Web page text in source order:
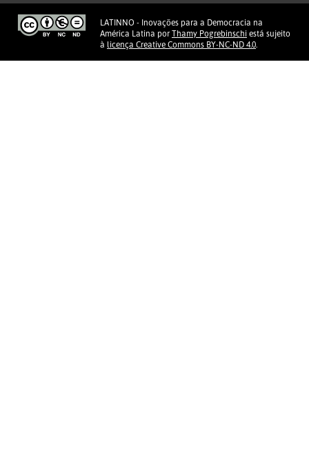
LATINNO - Inovações para a Democracia na
América Latina por Thamy Pogrebinschi está sujeito
à licença Creative Commons BY-NC-ND 4.0.